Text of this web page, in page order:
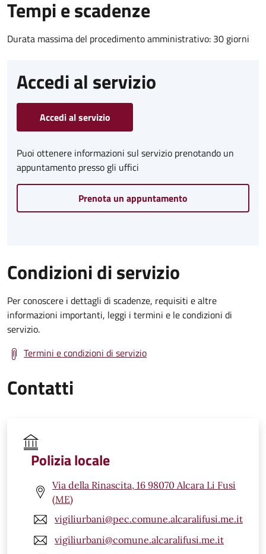
Tempi e scadenze
Durata massima del procedimento amministrativo: 30 giorni
Accedi al servizio
Accedi al servizio
Puoi ottenere informazioni sul servizio prenotando un
appuntamento presso gli uffici
Prenota un appuntamento
Condizioni di servizio
Per conoscere i dettagli di scadenze, requisiti e altre
informazioni importanti, leggi i termini e le condizioni di
servizio.
Termini e condizioni di servizio
Contatti
Polizia locale
Via della Rinascita, 16 98070 Alcara Li Fusi
(ME)
vigiliurbani@pec.comune.alcaralifusi.me.it
vigiliurbani@comune.alcaralifusi.me.it